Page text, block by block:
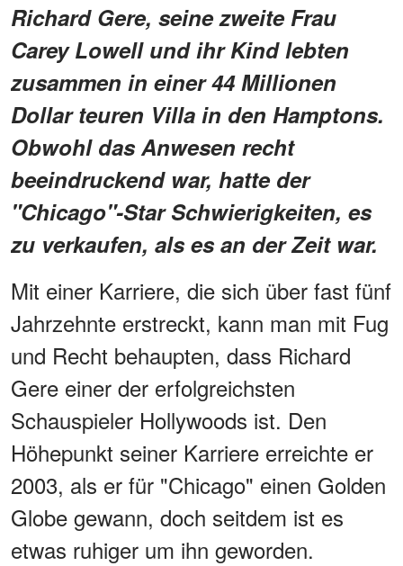
Richard Gere, seine zweite Frau
Carey Lowell und ihr Kind lebten
zusammen in einer 44 Millionen
Dollar teuren Villa in den Hamptons.
Obwohl das Anwesen recht
beeindruckend war, hatte der
"Chicago"-Star Schwierigkeiten, es
zu verkaufen, als es an der Zeit war.
Mit einer Karriere, die sich über fast fünf
Jahrzehnte erstreckt, kann man mit Fug
und Recht behaupten, dass Richard
Gere einer der erfolgreichsten
Schauspieler Hollywoods ist. Den
Höhepunkt seiner Karriere erreichte er
2003, als er für "Chicago" einen Golden
Globe gewann, doch seitdem ist es
etwas ruhiger um ihn geworden.